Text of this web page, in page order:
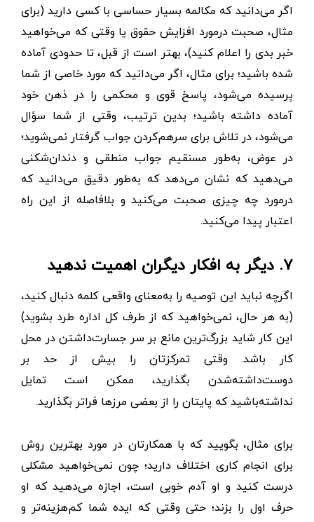
اگر می‌دانید که مکالمه بسیار حساسی با کسی دارید (برای
مثال، صحبت درمورد افزایش حقوق یا وقتی که می‌خواهید
خبر بدی را اعلام کنید)، بهتر است از قبل، تا حدودی آماده
شده باشید؛ برای مثال، اگر می‌دانید که مورد خاصی از شما
پرسیده می‌شود، پاسخ قوی و محکمی را در ذهن خود
آماده داشته باشید؛ بدین ترتیب، وقتی از شما سؤال
می‌شود، در تلاش برای سرهم‌کردن جواب گرفتار نمی‌شوید؛
در عوض، به‌طور مسنقیم جواب منطقی و دندان‌شکنی
می‌دهید که نشان می‌دهد که به‌طور دقیق می‌دانید که
درمورد چه چیزی صحبت می‌کنید و بلافاصله از این راه
اعتبار پیدا می‌کنید.
۷. دیگر به افکار دیگران اهمیت ندهید
اگرچه نباید این توصیه را به‌معنای واقعی کلمه دنبال کنید،
(به هر حال، نمی‌خواهید که از طرف کل اداره طرد بشوید)
این کار شاید بزرگ‌ترین مانع بر سر جسارت‌داشتن در محل
کار باشد. وقتی تمرکزتان را بیش از حد بر
دوست‌داشته‌شدن بگذارید، ممکن است تمایل
نداشته‌باشید که پایتان را از بعضی مرزها فراتر بگذارید.
برای مثال، بگویید که با همکارتان در مورد بهترین روش
برای انجام کاری اختلاف دارید؛ چون نمی‌خواهید مشکلی
درست کنید و او آدم خوبی است، اجازه می‌دهید که او
حرف اول را بزند؛ حتی وقتی که ایده شما کم‌هزینه‌تر و